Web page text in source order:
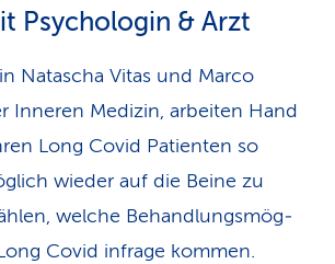
Psychologin & Arzt
Natascha Vitas und Marco
Inneren Medizin, arbeiten Hand
Long Covid Patienten so
wieder auf die Beine zu
welche Behandlungsmög­
Covid infrage kommen.